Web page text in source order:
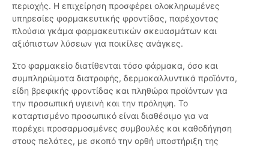
περιοχής. Η επιχείρηση προσφέρει ολοκληρωμένες
υπηρεσίες φαρμακευτικής φροντίδας, παρέχοντας
πλούσια γκάμα φαρμακευτικών σκευασμάτων και
αξιόπιστων λύσεων για ποικίλες ανάγκες.
Στο φαρμακείο διατίθενται τόσο φάρμακα, όσο και
συμπληρώματα διατροφής, δερμοκαλλυντικά προϊόντα,
είδη βρεφικής φροντίδας και πληθώρα προϊόντων για
την προσωπική υγιεινή και την πρόληψη. Το
καταρτισμένο προσωπικό είναι διαθέσιμο για να
παρέχει προσαρμοσμένες συμβουλές και καθοδήγηση
στους πελάτες, με σκοπό την ορθή υποστήριξη της